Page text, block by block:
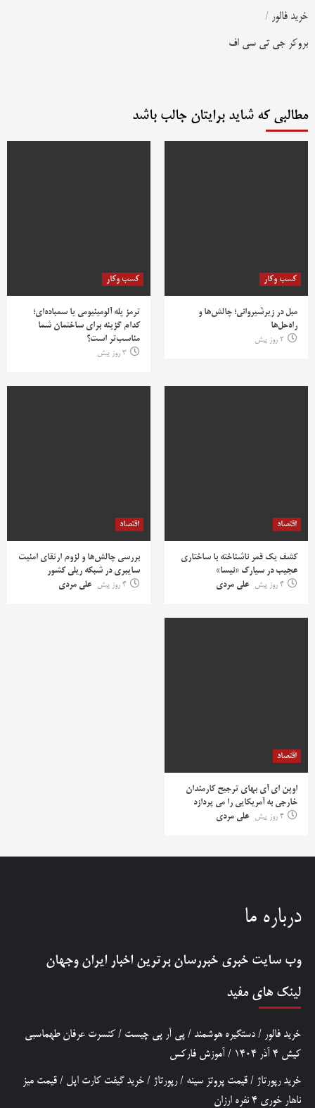
خرید فالور /
بروکر جی تی سی اف
مطالبی که شاید برایتان جالب باشد
کسب وکار
مبل در زیرشیروانی؛ چالش‌ها و
راه‌حل‌ها
2 روز پیش
کسب وکار
ترمز پله آلومینیومی یا سمباده‌ای؛
کدام گزینه برای ساختمان شما
مناسب‌تر است؟
3 روز پیش
اقتصاد
کشف یک قمر ناشناخته با ساختاری
عجیب در سیارک «نیسا»
4 روز پیش
علی مردی
اقتصاد
بررسی چالش‌ها و لزوم ارتقای امنیت
سایبری در شبکه ریلی کشور
4 روز پیش
علی مردی
اقتصاد
اوپن ای آی بهای ترجیح کارمندان
خارجی به آمریکایی را می پردازد
4 روز پیش
علی مردی
درباره ما
وب سایت خبری خبررسان برترین اخبار ایران وجهان
لینک های مفید
خرید فالور / دستگیره هوشمند / پی آر پی چیست / کنسرت عرفان طهماسبی
کیش 4 آذر 1404
/ آموزش فارکس
خرید رپورتاژ / قیمت پروتز سینه /رپورتاژ / خرید گیفت کارت اپل / قیمت میز
ناهار خوری 4 نفره ارزان